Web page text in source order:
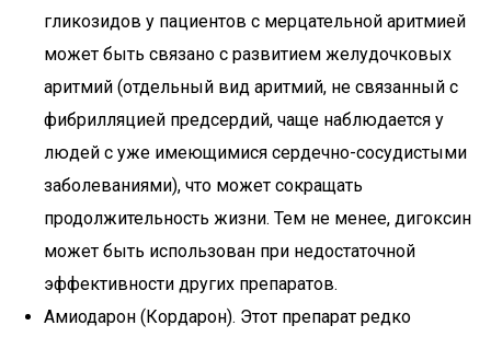
гликозидов у пациентов с мерцательной аритмией
может быть связано с развитием желудочковых
аритмий (отдельный вид аритмий, не связанный с
фибрилляцией предсердий, чаще наблюдается у
людей с уже имеющимися сердечно-сосудистыми
заболеваниями), что может сокращать
продолжительность жизни. Тем не менее, дигоксин
может быть использован при недостаточной
эффективности других препаратов.
Амиодарон (Кордарон). Этот препарат редко